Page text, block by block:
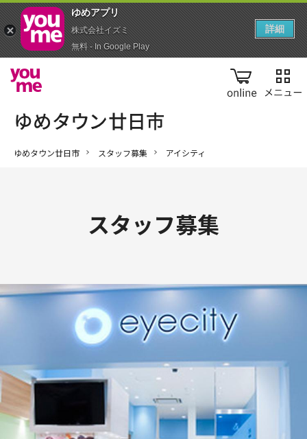
online
ゆめタウン廿日市 スタッフ募集 アイシティ
スタッフ募集
ゆめアプ‪リ‬
株式会社イズミ
無料 - In Google Play
詳細